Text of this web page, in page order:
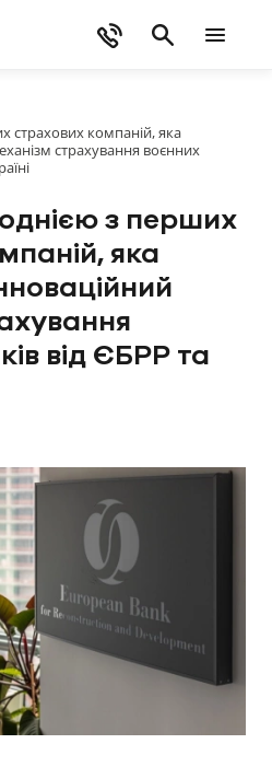
страхових компаній, яка
страхування воєнних
з перших
яка
від ЄБРР та